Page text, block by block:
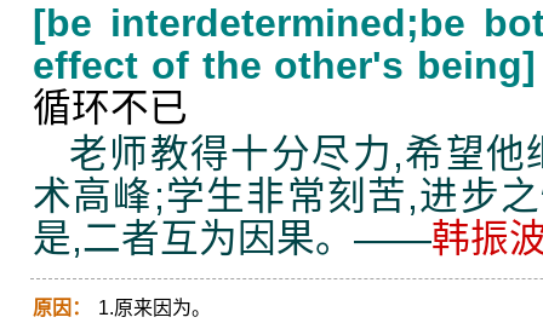
[be interdetermined;be
effect of the other's being]
循环不已
老师教得十分尽力,希望
术高峰;学生非常刻苦,进步
是,二者互为因果。——韩振
原因：
1.原来因为。